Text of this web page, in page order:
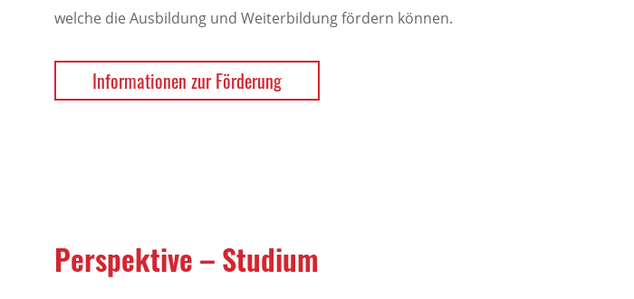
welche die Ausbildung und Weiterbildung fördern können.
Informationen zur Förderung
Perspektive – Studium